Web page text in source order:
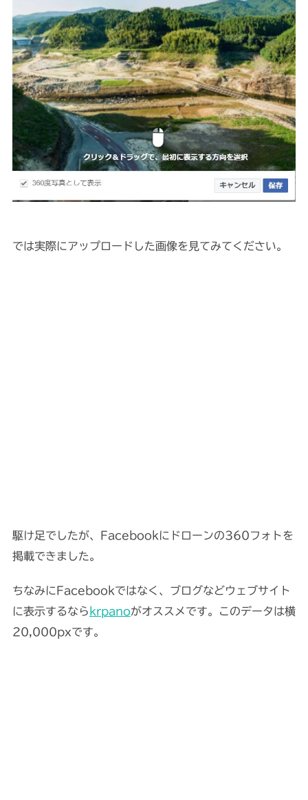
では実際にアップロードした画像を見てみてください。
駆け足でしたが、Facebookにドローンの360フォトを
掲載できました。
ちなみにFacebookではなく、ブログなどウェブサイト
に表示するなら krpanoがオススメです。このデータは横
20,000pxです。